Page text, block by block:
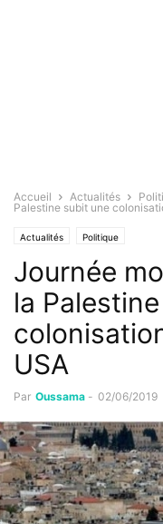
Accueil Actualités
Palestine subit une
Actualités Politique
Journée
la
USA
Par Oussama - 02/06/2019